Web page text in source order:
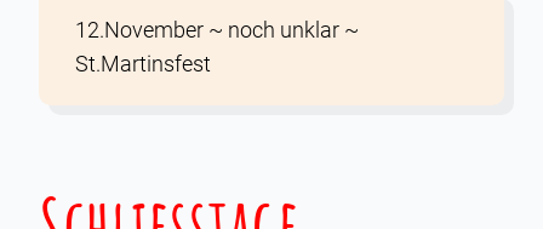
12.November ~ noch unklar ~
St.Martinsfest